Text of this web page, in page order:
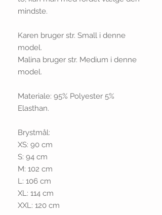
mindste.
Karen bruger str. Small i denne
model.
Malina bruger str. Medium i denne
model.
Materiale: 95% Polyester 5%
Elasthan.
Brystmål:
XS: 90 cm
S: 94 cm
M: 102 cm
L: 106 cm
XL: 114 cm
XXL: 120 cm